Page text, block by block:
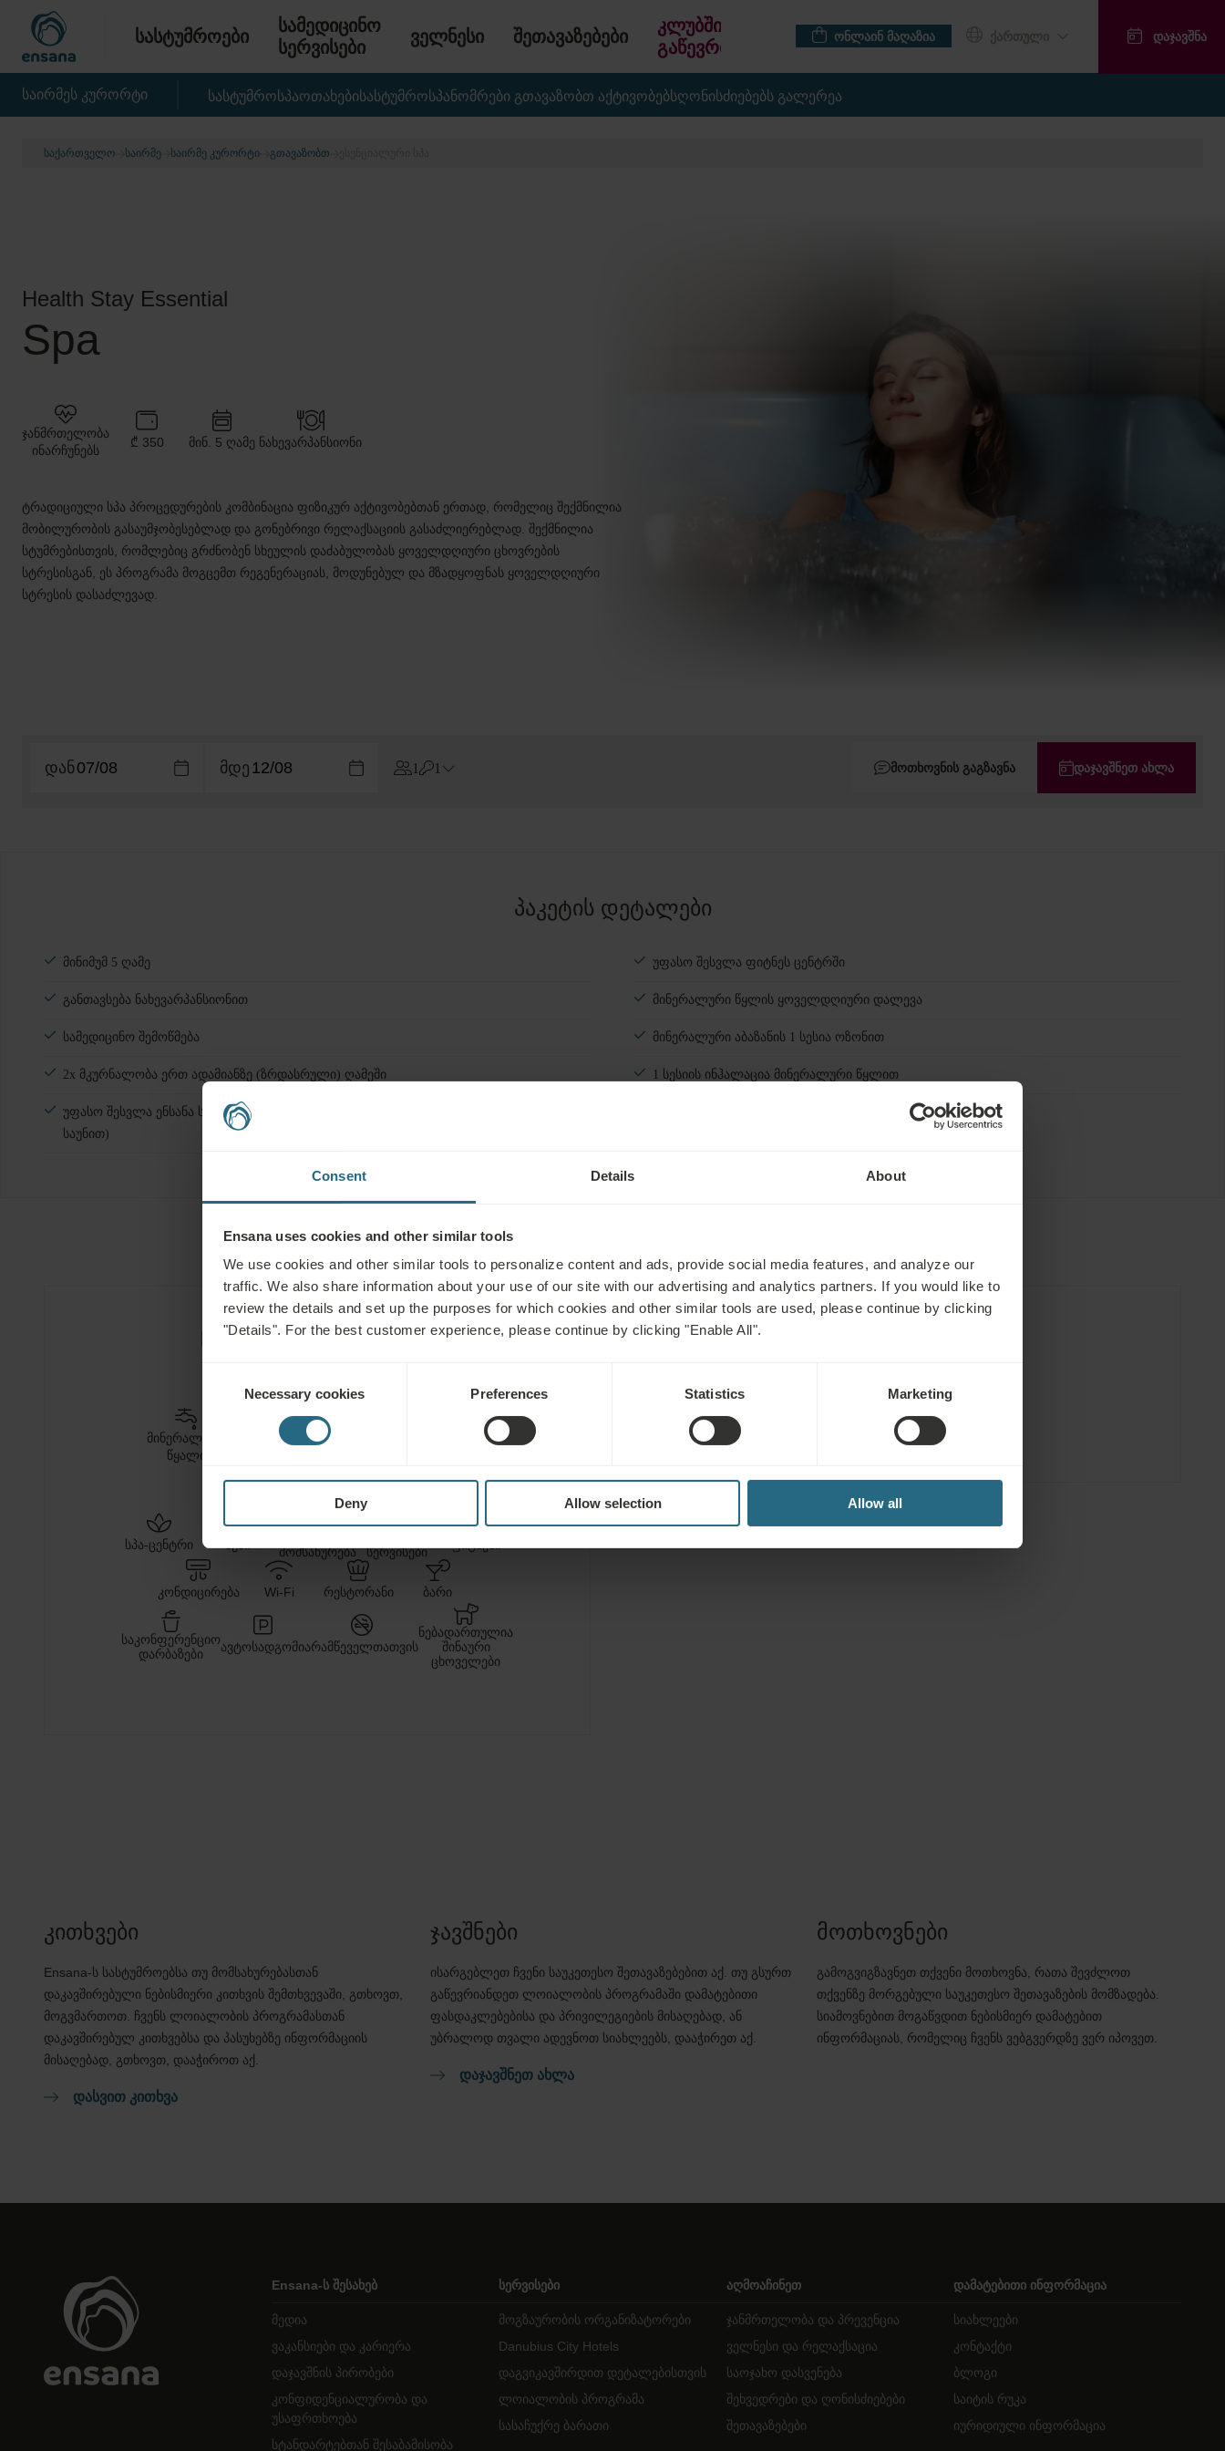
Consent Details About
Ensana uses cookies and other similar tools
We use cookies and other similar tools to personalize content and ads, provide social media features, and analyze our
traffic. We also share information about your use of our site with our advertising and analytics partners. If you would like to
review the details and set up the purposes for which cookies and other similar tools are used, please continue by clicking
"Details". For the best customer experience, please continue by clicking "Enable All".
SelectionNecessary cookies Preferences Statistics Marketing
Deny Allow selection Allow all
სასტუმროები
სამედიცინო
სერვისები
ველნესი შეთავაზებები
კლუბში
გაწევრიანება
ᲝᲜᲚᲐᲘᲜ ᲛᲐᲦᲐᲖᲘᲐ
ᲡᲐᲡᲐᲩᲣᲥᲠᲔ ᲑᲐᲠᲐᲗᲔᲑᲘ
ᲓᲐᲯᲐᲕᲨᲜᲐ
საირმეს კურორტი სასტუმროსპაოთახებისასტუმროსპანომრები გთავაზობთ აქტივობებსღონისძიებებს გალერეა
ᲡᲐᲥᲐᲠᲗᲕᲔᲚᲝ ᲡᲐᲘᲠᲛᲔ ᲡᲐᲘᲠᲛᲔ ᲙᲣᲠᲝᲠᲢᲘ ᲒᲗᲐᲕᲐᲖᲝᲑᲗ
Health Stay Essential
Spa
ᲯᲐᲜᲛᲠᲗᲔᲚᲝᲑᲐ
ᲘᲜᲐᲠᲩᲣᲜᲔᲑᲡ
₾ 350 ᲛᲘᲜ. 5 ᲦᲐᲛᲔ ᲜᲐᲮᲔᲕᲐᲠᲞᲐᲜᲡᲘᲝᲜᲘ
ტრადიციული სპა პროცედურების კომბინაცია ფიზიკურ აქტივობებთან ერთად, რომელიც შექმნილია
მობილურობის გასაუმჯობესებლად და გონებრივი რელაქსაციის გასაძლიერებლად. შექმნილია
სტუმრებისთვის, რომლებიც გრძნობენ სხეულის დაძაბულობას ყოველდღიური ცხოვრების
სტრესისგან, ეს პროგრამა მოგცემთ რეგენერაციას, მოდუნებულ და მზადყოფნას ყოველდღიური
სტრესის დასაძლევად.
დან მდე 1 1 ᲓᲐᲯᲐᲕᲨᲜᲔᲗ ᲐᲮᲚᲐ
ᲛᲝᲗᲮᲝᲕᲜᲘᲡ ᲒᲐᲒᲖᲐᲕᲜᲐ
პაკეტის დეტალები
მინიმუმ 5 ღამე
განთავსება ნახევარპანსიონით
სამედიცინო შემოწმება
2x მკურნალობა ერთ ადამიანზე (ზრდასრული) ღამეში
უფასო შესვლა ენსანა საირმე წყაროებში (გამაჯანსაღებელი ცენტრი საცურაო აუზით და
საუნით)
უფასო შესვლა ფიტნეს ცენტრში
მინერალური წყლის ყოველდღიური დალევა
მინერალური აბაზანის 1 სესია ოზონით
1 სესიის ინჰალაცია მინერალური წყლით
სასტუმროს ობიექტები
ᲛᲘᲜᲔᲠᲐᲚᲣᲠᲘ
ᲬᲧᲐᲚᲘ
ᲡᲐᲛᲙᲣᲠᲜᲐᲚᲝ
ᲗᲔᲠᲛᲣᲚᲘ
სპა-ცენტრი აუზი
მომსახურება
სერვისები
ფიტნესი
კონდიცირება Wi-Fi რესტორანი ბარი
საკონფერენციო
დარბაზები
ავტოსადგომიარამწეველთათვის
ნებადართულია
შინაური
ცხოველები
სასტუმროს სპა და საუნის
ზონის უფასო გამოყენება
კითხვები
Ensana-ს სასტუმროებსა თუ მომსახურებასთან
დაკავშირებული ნებისმიერი კითხვის შემთხვევაში, გთხოვთ,
მოგვმართოთ. ჩვენს ლოიალობის პროგრამასთან
დაკავშირებულ კითხვებსა და პასუხებზე ინფორმაციის
მისაღებად, გთხოვთ, დააჭიროთ აქ.
ᲓᲐᲡᲕᲘᲗ ᲙᲘᲗᲮᲕᲐ
ჯავშნები
ისარგებლეთ ჩვენი საუკეთესო შეთავაზებებით აქ. თუ გსურთ
გაწევრიანდეთ ლოიალობის პროგრამაში დამატებითი
ფასდაკლებებისა და პრივილეგიების მისაღებად, ან
უბრალოდ თვალი ადევნოთ სიახლეებს, დააჭირეთ აქ.
ᲓᲐᲯᲐᲕᲨᲜᲔᲗ ᲐᲮᲚᲐ
მოთხოვნები
გამოგვიგზავნეთ თქვენი მოთხოვნა, რათა შევძლოთ
თქვენზე მორგებული საუკეთესო შეთავაზების მომზადება.
სიამოვნებით მოგაწვდით ნებისმიერ დამატებით
ინფორმაციას, რომელიც ჩვენს ვებგვერდზე ვერ იპოვეთ.
Ensana-ს შესახებ
მედია
ვაკანსიები და კარიერა
დაჯავშნის პირობები
კონფიდენციალურობა და
უსაფრთხოება
სტანდარტებთან შესაბამისობა
სერვისები
მოგზაურობის ორგანიზატორები
Danubius City Hotels
დაგვიკავშირდით დეტალებისთვის
ლოიალობის პროგრამა
სასაჩუქრე ბარათი
აღმოაჩინეთ
ჯანმრთელობა და პრევენცია
ველნესი და რელაქსაცია
საოჯახო დასვენება
შეხვედრები და ღონისძიებები
შეთავაზებები
დამატებითი ინფორმაცია
სიახლეები
კონტაქტი
ბლოგი
საიტის რუკა
იურიდიული ინფორმაცია